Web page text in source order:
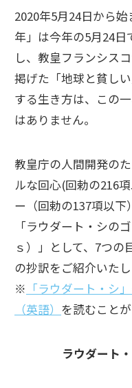
2020年5月24日から
年」は今年の5月24
し、教皇フランシス
掲げた「地球と貧し
する生き方は、この
はありません。
教皇庁の人間開発の
ルな回心(回勅の216
ー（回勅の137項以下
「ラウダート・シの
ｓ）」として、7つの
の抄訳をご紹介いたし
※ 「ラウダート・シ
（英語） を読むことが
ラウダート